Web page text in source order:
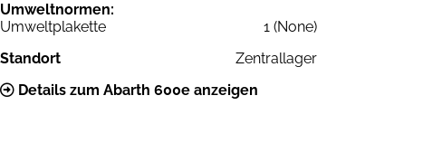
Umweltnormen:
Umweltplakette
1 (None)
Standort
Zentrallager
Details zum Abarth 600e anzeigen